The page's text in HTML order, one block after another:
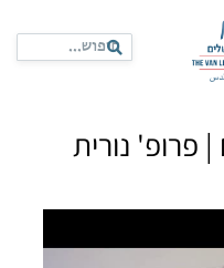
| פרופ' נורית